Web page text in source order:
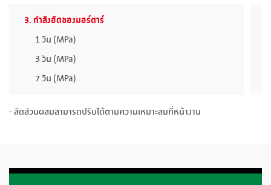
3. กำลังอัดของมอร์ตาร์
1 วัน (MPa)
3 วัน (MPa)
7 วัน (MPa)
- สัดส่วนผสมสามารถปรับได้ตามความเหมาะสมที่หน้างาน